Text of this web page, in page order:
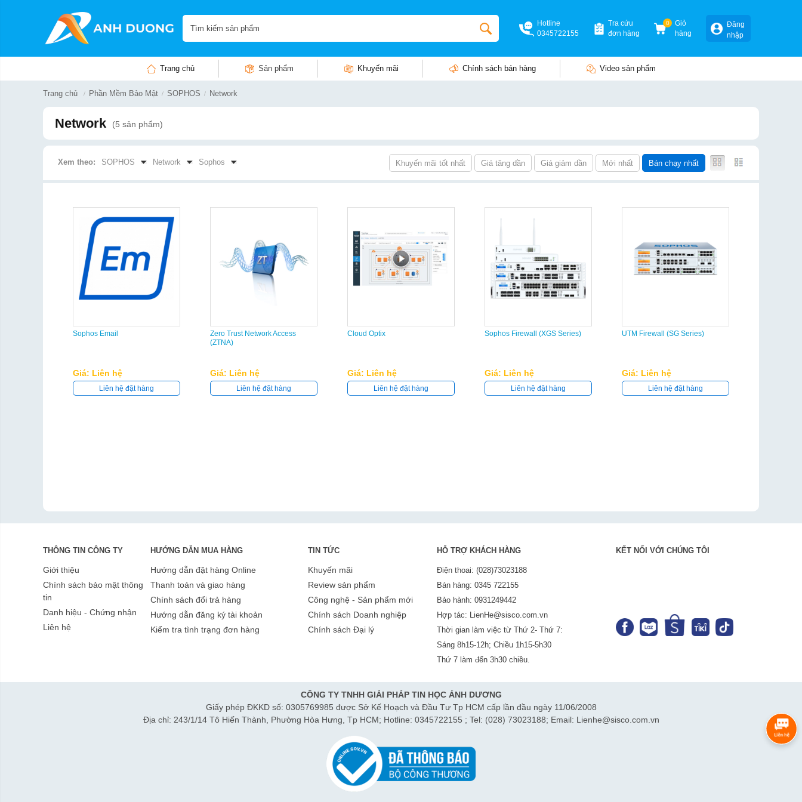
Hotline
0345722155
Tra cứu
đơn hàng
0
Giỏ
hàng
Đăng
nhập
Trang chủ Sản phẩm Khuyến mãi Chính sách bán hàng Video sản phẩm
Trang chủ Phần Mềm Bảo Mật SOPHOS Network
Network (5 sản phẩm)
Xem theo: SOPHOS Network Sophos Khuyến mãi tốt nhất Giá tăng dần Giá giảm dần Mới nhất Bán chạy nhất
Sophos Email
Giá: Liên hệ
Liên hệ đặt hàng
Zero Trust Network Access
(ZTNA)
Giá: Liên hệ
Liên hệ đặt hàng
Cloud Optix
Giá: Liên hệ
Liên hệ đặt hàng
Sophos Firewall (XGS Series)
Giá: Liên hệ
Liên hệ đặt hàng
UTM Firewall (SG Series)
Giá: Liên hệ
Liên hệ đặt hàng
THÔNG TIN CÔNG TY
Giới thiệu
Chính sách bảo mật thông
tin
Danh hiệu - Chứng nhận
Liên hệ
HƯỚNG DẪN MUA HÀNG
Hướng dẫn đặt hàng Online
Thanh toán và giao hàng
Chính sách đổi trả hàng
Hướng dẫn đăng ký tài khoản
Kiểm tra tình trạng đơn hàng
TIN TỨC
Khuyến mãi
Review sản phẩm
Công nghệ - Sản phẩm mới
Chính sách Doanh nghiệp
Chính sách Đại lý
HỖ TRỢ KHÁCH HÀNG
Điện thoai: (028)73023188
Bán hàng: 0345 722155
Bảo hành: 0931249442
Hợp tác: LienHe@sisco.com.vn
Thời gian làm việc từ Thứ 2- Thứ 7:
Sáng 8h15-12h; Chiều 1h15-5h30
Thứ 7 làm đến 3h30 chiều.
KẾT NỐI VỚI CHÚNG TÔI
CÔNG TY TNHH GIẢI PHÁP TIN HỌC ÁNH DƯƠNG
Giấy phép ĐKKD số: 0305769985 được Sở Kế Hoạch và Đầu Tư Tp HCM cấp lần đầu ngày 11/06/2008
Địa chỉ: 243/1/14 Tô Hiến Thành, Phường Hòa Hưng, Tp HCM; Hotline: 0345722155 ; Tel: (028) 73023188; Email: Lienhe@sisco.com.vn